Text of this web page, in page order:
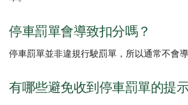
停車罰單會導致扣分嗎？
停車罰單並非違規行駛罰單，所以通常不會導
有哪些避免收到停車罰單的提